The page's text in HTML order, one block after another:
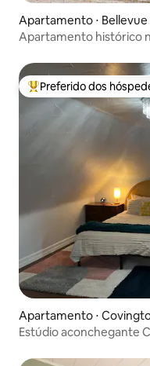
Apartamento ⋅ Bellevue
Apartamento histórico
Entre os melhores
Preferido dos
Apartamento ⋅
Estúdio aconchegante